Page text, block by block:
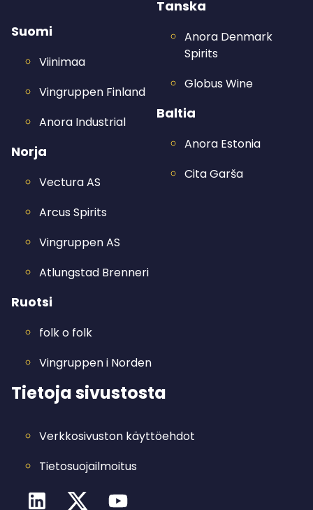
Suomi
Viinimaa
Vingruppen Finland
Anora Industrial
Norja
Vectura AS
Arcus Spirits
Vingruppen AS
Atlungstad Brenneri
Ruotsi
folk o folk
Vingruppen i Norden
Tanska
Anora Denmark
Spirits
Globus Wine
Baltia
Anora Estonia
Cita Garša
Tietoja sivustosta
Verkkosivuston käyttöehdot
Tietosuojailmoitus